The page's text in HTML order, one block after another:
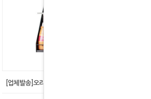
[업체발송]오리스타 마몽드 디스펜서(블랙)